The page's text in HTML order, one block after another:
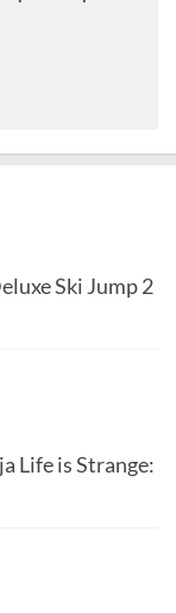
Ski Jump 2
Life is Strange: